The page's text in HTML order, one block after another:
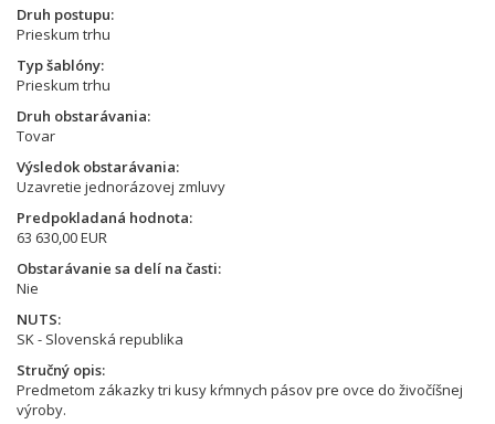
Druh postupu
Prieskum trhu
Typ šablóny
Prieskum trhu
Druh obstarávania
Tovar
Výsledok obstarávania
Uzavretie jednorázovej zmluvy
Predpokladaná hodnota
63 630,00 EUR
Obstarávanie sa delí na časti
Nie
NUTS
SK - Slovenská republika
Stručný opis
Predmetom zákazky tri kusy kŕmnych pásov pre ovce do živočíšnej
výroby.